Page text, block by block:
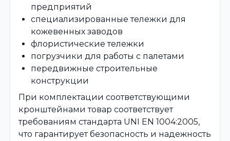
предприятий
специализированные тележки для
кожевенных заводов
флористические тележки
погрузчики для работы с палетами
передвижные строительные
конструкции
При комплектации соответствующими
кронштейнами товар соответствует
требованиям стандарта UNI EN 1004:2005,
что гарантирует безопасность и надежность